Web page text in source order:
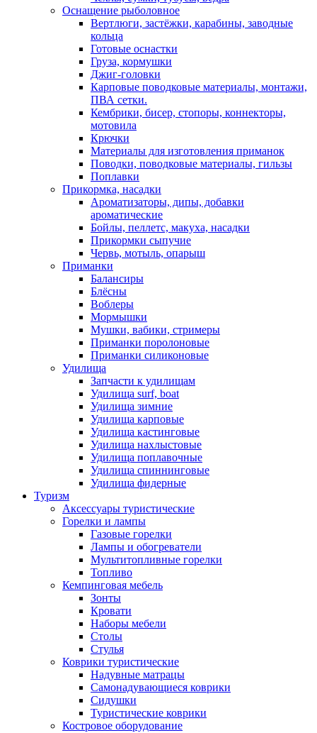
Оснащение рыболовное
Вертлюги, застёжки, карабины, заводные
кольца
Готовые оснастки
Груза, кормушки
Джиг-головки
Карповые поводковые материалы, монтажи,
ПВА сетки.
Кембрики, бисер, стопоры, коннекторы,
мотовила
Крючки
Материалы для изготовления приманок
Поводки, поводковые материалы, гильзы
Поплавки
Прикормка, насадки
Ароматизаторы, дипы, добавки
ароматические
Бойлы, пеллетс, макуха, насадки
Прикормки сыпучие
Червь, мотыль, опарыш
Приманки
Балансиры
Блёсны
Воблеры
Мормышки
Мушки, вабики, стримеры
Приманки поролоновые
Приманки силиконовые
Удилища
Запчасти к удилищам
Удилища surf, boat
Удилища зимние
Удилища карповые
Удилища кастинговые
Удилища нахлыстовые
Удилища поплавочные
Удилища спиннинговые
Удилища фидерные
Туризм
Аксессуары туристические
Горелки и лампы
Газовые горелки
Лампы и обогреватели
Мультитопливные горелки
Топливо
Кемпинговая мебель
Зонты
Кровати
Наборы мебели
Столы
Стулья
Коврики туристические
Надувные матрацы
Самонадувающиеся коврики
Сидушки
Туристические коврики
Костровое оборудование